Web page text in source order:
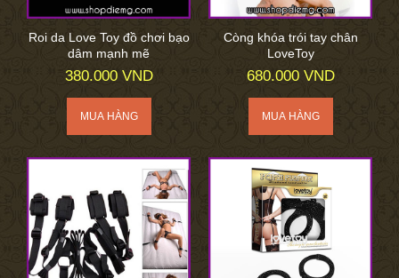
Roi da Love Toy đồ chơi bạo
dâm mạnh mẽ
380.000 VND
Còng khóa trói tay chân
LoveToy
680.000 VND